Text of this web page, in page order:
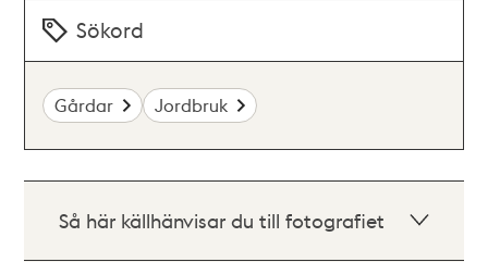
Sökord
Gårdar Jordbruk
Så här källhänvisar du till fotografiet